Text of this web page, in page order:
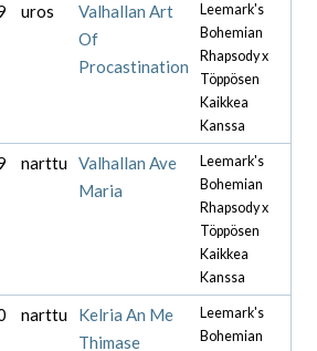
uros
Valhallan Art
Of
Procastination
Leemark's
Bohemian
Rhapsody x
Töppösen
Kaikkea
Kanssa
narttu Valhallan Ave
Maria
Leemark's
Bohemian
Rhapsody x
Töppösen
Kaikkea
Kanssa
narttu
Kelria An Me
Thimase
Leemark's
Bohemian